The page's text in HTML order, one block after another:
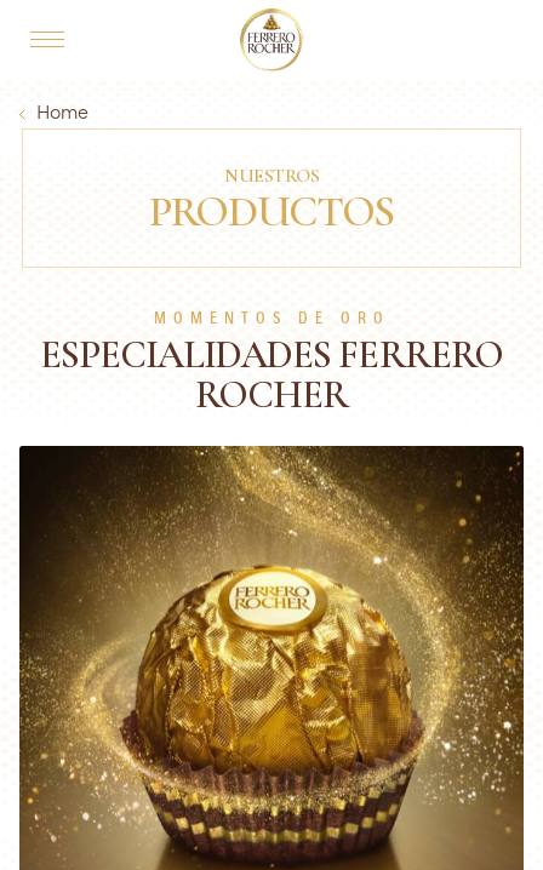
MAIN NAVIGATION
Breadcrumb
Home
NUESTROS
PRODUCTOS
MOMENTOS DE ORO
ESPECIALIDADES FERRERO
ROCHER